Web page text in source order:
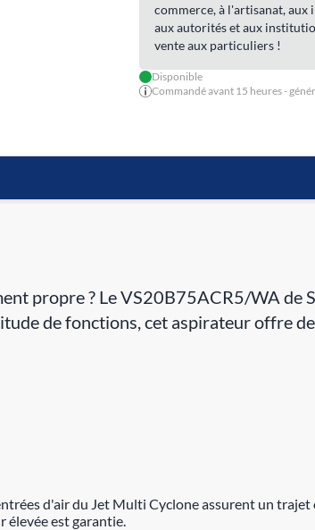
commerce, à l'artisanat,
aux autorités et aux
vente aux particuliers !
Disponible
Commandé avant 15 heures -
propre ? Le VS20B75ACR5/WA de
de fonctions, cet aspirateur offre
d'air du Jet Multi Cyclone assurent un
élevée est garantie.